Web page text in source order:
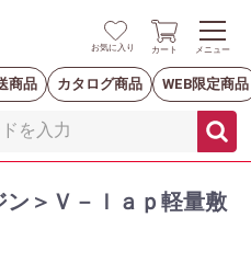
お気に入り カート メニュー
商品 カタログ商品 WEB限定商品
ン＞Ｖ－ｌａｐ軽量敷